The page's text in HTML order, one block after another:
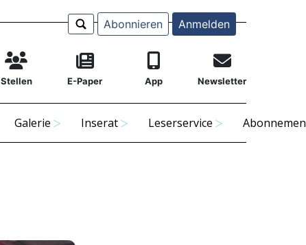
Abonnieren Anmelden
Stellen E-Paper App Newsletter
Galerie Inserat Leserservice